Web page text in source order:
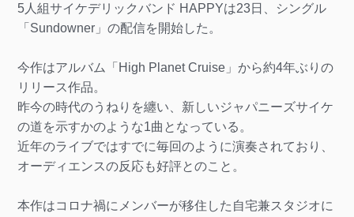
5人組サイケデリックバンド HAPPYは23日、シングル
「Sundowner」の配信を開始した。
今作はアルバム「High Planet Cruise」から約4年ぶりの
リリース作品。
昨今の時代のうねりを纏い、新しいジャパニーズサイケ
の道を示すかのような1曲となっている。
近年のライブではすでに毎回のように演奏されており、
オーディエンスの反応も好評とのこと。
本作はコロナ禍にメンバーが移住した自宅兼スタジオに